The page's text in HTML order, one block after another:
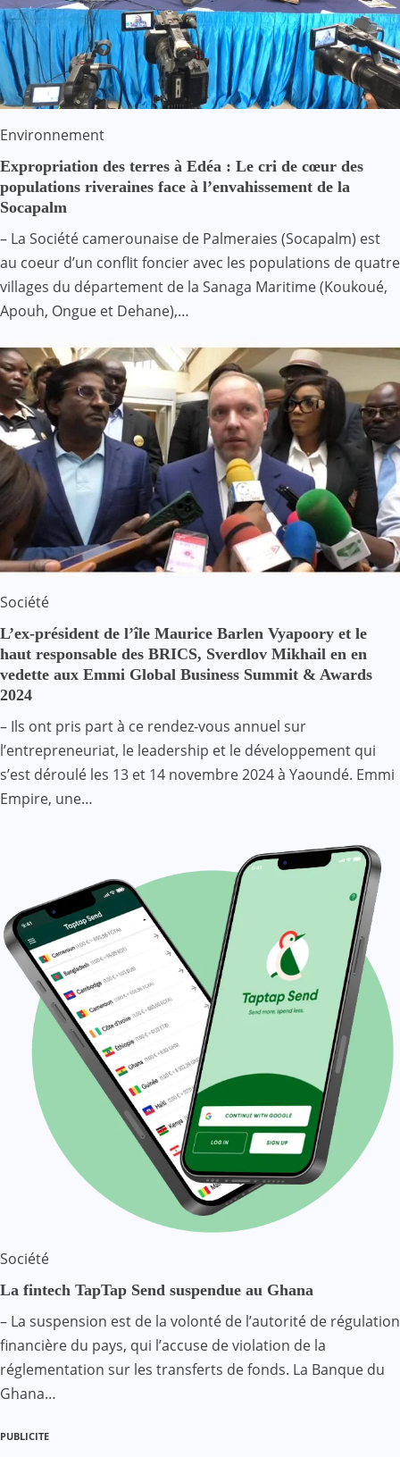
Environnement
Expropriation des terres à Edéa : Le cri de cœur des
populations riveraines face à l’envahissement de la
Socapalm
– La Société camerounaise de Palmeraies (Socapalm) est
au coeur d’un conflit foncier avec les populations de quatre
villages du département de la Sanaga Maritime (Koukoué,
Apouh, Ongue et Dehane),…
Société
L’ex-président de l’île Maurice Barlen Vyapoory et le
haut responsable des BRICS, Sverdlov Mikhail en en
vedette aux Emmi Global Business Summit & Awards
2024
– Ils ont pris part à ce rendez-vous annuel sur
l’entrepreneuriat, le leadership et le développement qui
s’est déroulé les 13 et 14 novembre 2024 à Yaoundé. Emmi
Empire, une…
Société
La fintech TapTap Send suspendue au Ghana
– La suspension est de la volonté de l’autorité de régulation
financière du pays, qui l’accuse de violation de la
réglementation sur les transferts de fonds. La Banque du
Ghana…
PUBLICITE